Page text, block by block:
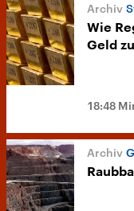
Wie
Geld
18:48